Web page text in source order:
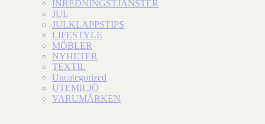
INREDNINGSTJÄNSTER
JUL
JULKLAPPSTIPS
LIFESTYLE
MÖBLER
NYHETER
TEXTIL
Uncategorized
UTEMILJÖ
VARUMÄRKEN